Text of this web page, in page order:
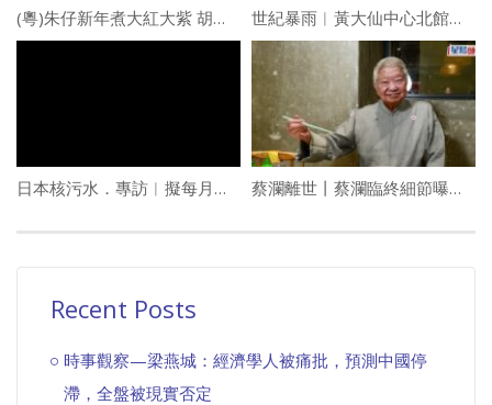
(粵)朱仔新年煮大紅大紫 胡子彤吳肇軒搞破壞 世紀暴雨︱黃大仙中心北館地下低層周二重開 牛奶冰室等店舖下月陸續「重見天日」
日本核污水．專訪︱擬每月公佈食品輻射水平 謝展寰續食「日本嘢」︰能進口香港都安全 蔡瀾離世丨蔡瀾臨終細節曝光 儀式辦完才允公開 最後時光沒半點痛苦:睡夢中安詳地離去
Recent Posts
時事觀察—梁燕城：經濟學人被痛批，預測中國停
滯，全盤被現實否定